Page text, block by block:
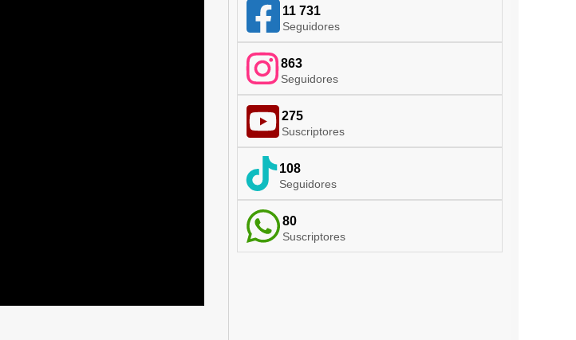
11 731
Seguidores
863
Seguidores
275
Suscriptores
108
Seguidores
80
Suscriptores